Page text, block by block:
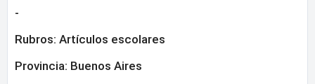
-
Rubros: Artículos escolares
Provincia: Buenos Aires